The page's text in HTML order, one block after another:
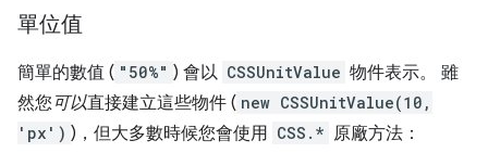
單位值
簡單的數值 ( "50%" ) 會以 CSSUnitValue 物件表示。 雖
然您可以直接建立這些物件 ( new CSSUnitValue(10,
'px') )，但大多數時候您會使用 CSS.* 原廠方法：